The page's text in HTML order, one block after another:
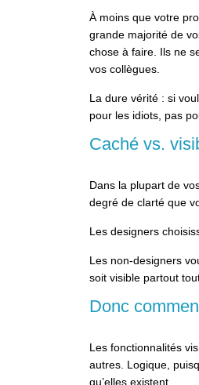
À moins que votre
grande majorité de
chose à faire. Ils ne
vos collègues.
La dure vérité : si
pour les idiots, pas
Caché vs.
Dans la plupart de
degré de clarté que
Les designers
Les non-designers
soit visible partout
Donc
Les fonctionnalités
autres. Logique,
qu’elles existent.